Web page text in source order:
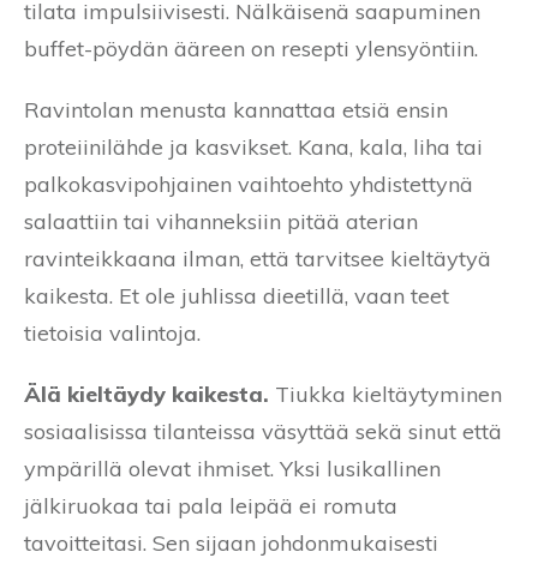
tilata impulsiivisesti. Nälkäisenä saapuminen
buffet-pöydän ääreen on resepti ylensyöntiin.
Ravintolan menusta kannattaa etsiä ensin
proteiinilähde ja kasvikset. Kana, kala, liha tai
palkokasvipohjainen vaihtoehto yhdistettynä
salaattiin tai vihanneksiin pitää aterian
ravinteikkaana ilman, että tarvitsee kieltäytyä
kaikesta. Et ole juhlissa dieetillä, vaan teet
tietoisia valintoja.
Älä kieltäydy kaikesta. Tiukka kieltäytyminen
sosiaalisissa tilanteissa väsyttää sekä sinut että
ympärillä olevat ihmiset. Yksi lusikallinen
jälkiruokaa tai pala leipää ei romuta
tavoitteitasi. Sen sijaan johdonmukaisesti